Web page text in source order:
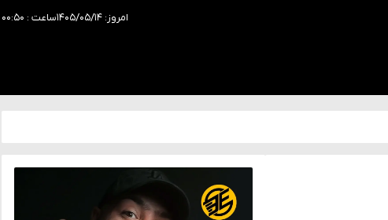
امروز: ۱۴۰۵/۰۵/۱۴ ساعت : ۰۰:۵۰